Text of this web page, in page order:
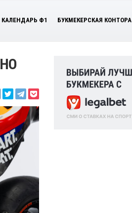
КАЛЕНДАРЬ Ф1 БУКМЕКЕРСКАЯ КОНТОРА